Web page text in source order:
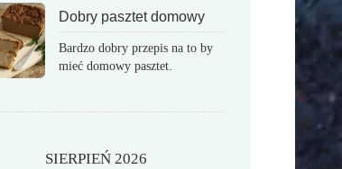
Dobry pasztet domowy
Bardzo dobry przepis na to by
mieć domowy pasztet.
SIERPIEŃ 2026